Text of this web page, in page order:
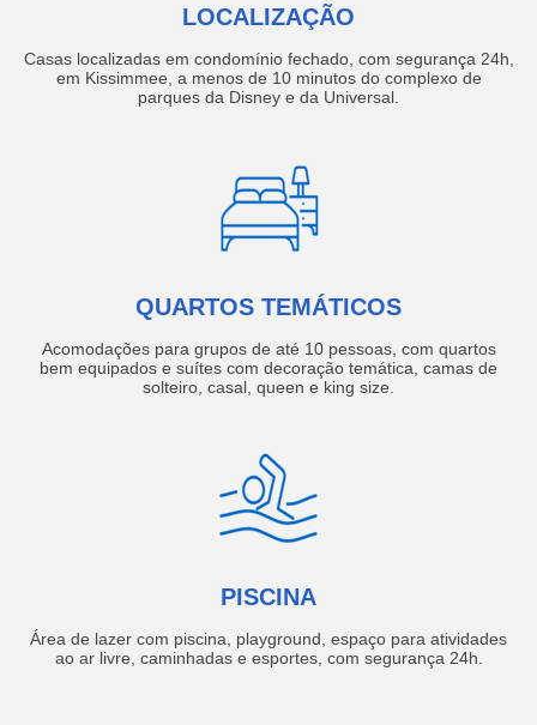
LOCALIZAÇÃO
Casas localizadas em condomínio fechado, com segurança 24h,
em Kissimmee, a menos de 10 minutos do complexo de
parques da Disney e da Universal.
QUARTOS TEMÁTICOS
Acomodações para grupos de até 10 pessoas, com quartos
bem equipados e suítes com decoração temática, camas de
solteiro, casal, queen e king size.
PISCINA
Área de lazer com piscina, playground, espaço para atividades
ao ar livre, caminhadas e esportes, com segurança 24h.